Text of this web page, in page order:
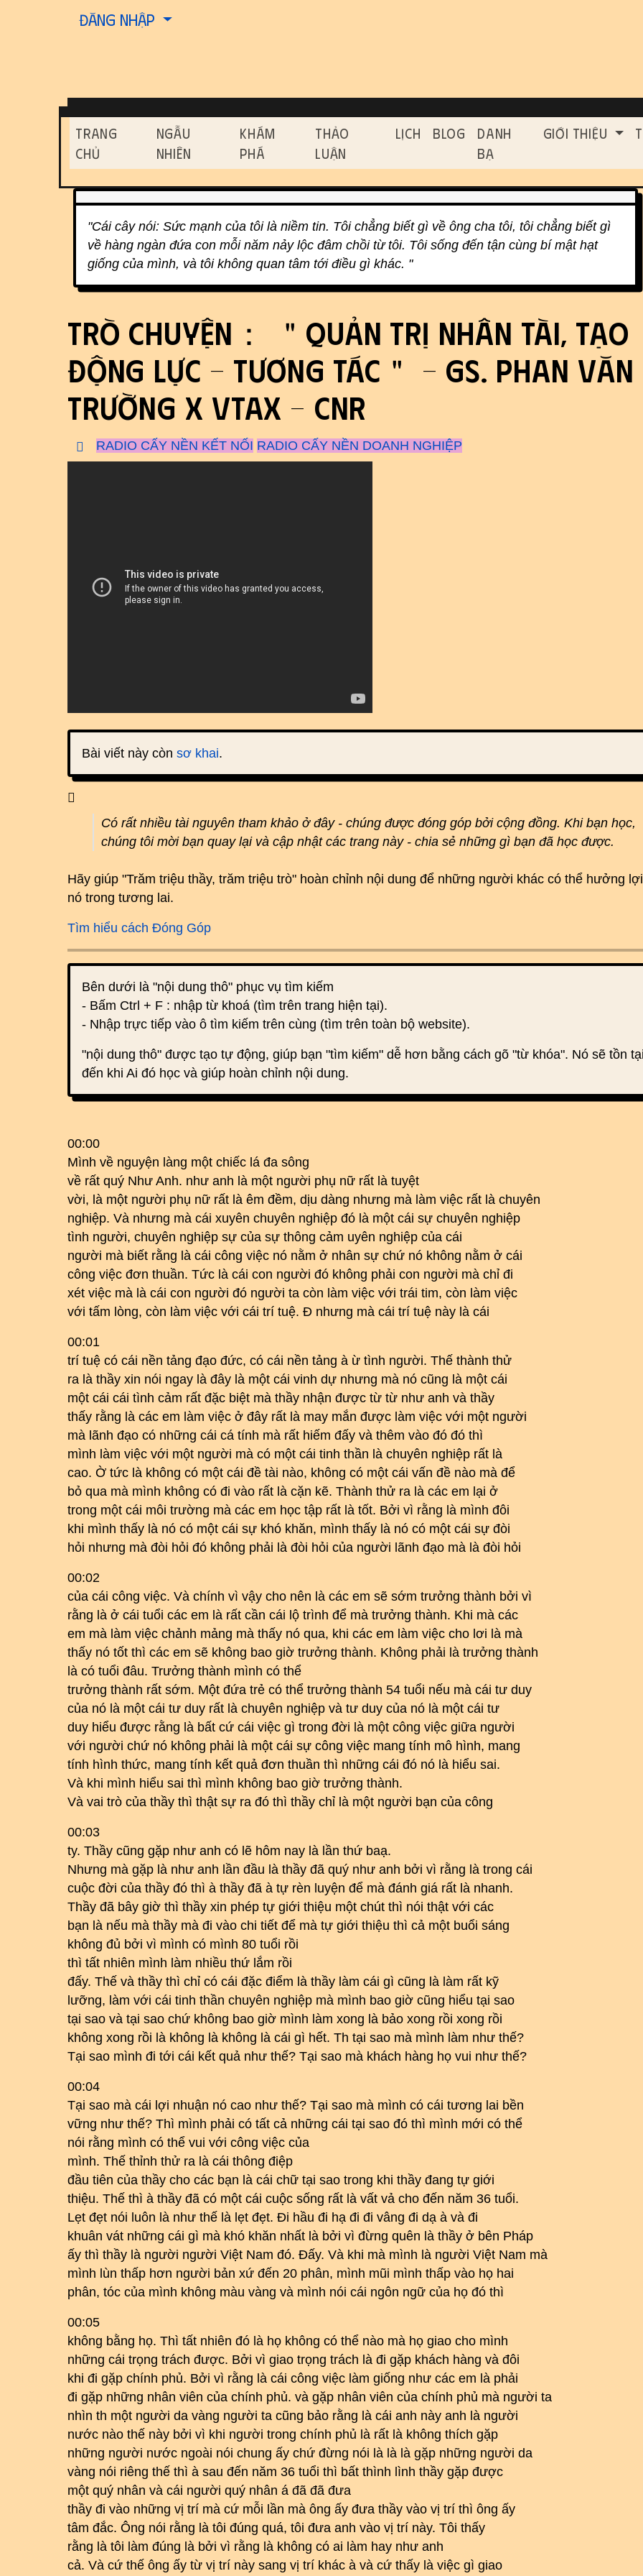
Site identity, navigation, etc.
Đăng nhập
Navigation and related functionality and
Trang
Chủ
Ngẫu
Nhiên
Khám
Phá
Thảo
Luận
Lịch Blog
Danh
Bạ
Giới Thiệu
Related content
"Cái cây nói: Sức mạnh của tôi là niềm tin. Tôi chẳng biết gì về ông cha tôi, tôi chẳng biết gì
về hàng ngàn đứa con mỗi năm nảy lộc đâm chồi từ tôi. Tôi sống đến tận cùng bí mật hạt
giống của mình, và tôi không quan tâm tới điều gì khác. "
Trò chuyện： ＂Quản trị nhân tài, tạo
động lực - tương tác＂ - GS. Phan Văn
Trường x VTAX - CNR
RADIO CẤY NỀN KẾT NỐI RADIO CẤY NỀN DOANH NGHIỆP
Bài viết này còn sơ khai.
Có rất nhiều tài nguyên tham khảo ở đây - chúng được đóng góp bởi cộng đồng. Khi bạn học,
chúng tôi mời bạn quay lại và cập nhật các trang này - chia sẻ những gì bạn đã học được.
Hãy giúp "Trăm triệu thầy, trăm triệu trò" hoàn chỉnh nội dung để những người khác có thể hưởng
nó trong tương lai.
Tìm hiểu cách Đóng Góp
Bên dưới là "nội dung thô" phục vụ tìm kiếm
- Bấm Ctrl + F : nhập từ khoá (tìm trên trang hiện tại).
- Nhập trực tiếp vào ô tìm kiếm trên cùng (tìm trên toàn bộ website).
"nội dung thô" được tạo tự động, giúp bạn "tìm kiếm" dễ hơn bằng cách gõ "từ khóa". Nó sẽ tồn
đến khi Ai đó học và giúp hoàn chỉnh nội dung.
00:00
Mình về nguyện làng một chiếc lá đa sông
về rất quý Như Anh. như anh là một người phụ nữ rất là tuyệt
vời, là một người phụ nữ rất là êm đềm, dịu dàng nhưng mà làm việc rất là chuyên
nghiệp. Và nhưng mà cái xuyên chuyên nghiệp đó là một cái sự chuyên nghiệp
tình người, chuyên nghiệp sự của sự thông cảm uyên nghiệp của cái
người mà biết rằng là cái công việc nó nằm ở nhân sự chứ nó không nằm ở cái
công việc đơn thuần. Tức là cái con người đó không phải con người mà chỉ đi
xét việc mà là cái con người đó người ta còn làm việc với trái tim, còn làm việc
với tấm lòng, còn làm việc với cái trí tuệ. Đ nhưng mà cái trí tuệ này là cái
00:01
trí tuệ có cái nền tảng đạo đức, có cái nền tảng à ừ tình người. Thế thành thử
ra là thầy xin nói ngay là đây là một cái vinh dự nhưng mà nó cũng là một cái
một cái cái tình cảm rất đặc biệt mà thầy nhận được từ từ như anh và thầy
thấy rằng là các em làm việc ở đây rất là may mắn được làm việc với một người
mà lãnh đạo có những cái cá tính mà rất hiếm đấy và thêm vào đó đó thì
mình làm việc với một người mà có một cái tinh thần là chuyên nghiệp rất là
cao. Ờ tức là không có một cái đề tài nào, không có một cái vấn đề nào mà để
bỏ qua mà mình không có đi vào rất là cặn kẽ. Thành thử ra là các em lại ở
trong một cái môi trường mà các em học tập rất là tốt. Bởi vì rằng là mình đôi
khi mình thấy là nó có một cái sự khó khăn, mình thấy là nó có một cái sự đòi
hỏi nhưng mà đòi hỏi đó không phải là đòi hỏi của người lãnh đạo mà là đòi hỏi
00:02
của cái công việc. Và chính vì vậy cho nên là các em sẽ sớm trưởng thành bởi vì
rằng là ở cái tuổi các em là rất cần cái lộ trình để mà trưởng thành. Khi mà các
em mà làm việc chảnh mảng mà thấy nó qua, khi các em làm việc cho lơi là mà
thấy nó tốt thì các em sẽ không bao giờ trưởng thành. Không phải là trưởng thành
là có tuổi đâu. Trưởng thành mình có thể
trưởng thành rất sớm. Một đứa trẻ có thể trưởng thành 54 tuổi nếu mà cái tư duy
của nó là một cái tư duy rất là chuyên nghiệp và tư duy của nó là một cái tư
duy hiểu được rằng là bất cứ cái việc gì trong đời là một công việc giữa người
với người chứ nó không phải là một cái sự công việc mang tính mô hình, mang
tính hình thức, mang tính kết quả đơn thuần thì những cái đó nó là hiểu sai.
Và khi mình hiểu sai thì mình không bao giờ trưởng thành.
Và vai trò của thầy thì thật sự ra đó thì thầy chỉ là một người bạn của công
00:03
ty. Thầy cũng gặp như anh có lẽ hôm nay là lần thứ baạ.
Nhưng mà gặp là như anh lần đầu là thầy đã quý như anh bởi vì rằng là trong cái
cuộc đời của thầy đó thì à thầy đã à tự rèn luyện để mà đánh giá rất là nhanh.
Thầy đã bây giờ thì thầy xin phép tự giới thiệu một chút thì nói thật với các
bạn là nếu mà thầy mà đi vào chi tiết để mà tự giới thiệu thì cả một buổi sáng
không đủ bởi vì mình có mình 80 tuổi rồi
thì tất nhiên mình làm nhiều thứ lắm rồi
đấy. Thế và thầy thì chỉ có cái đặc điểm là thầy làm cái gì cũng là làm rất kỹ
lưỡng, làm với cái tinh thần chuyên nghiệp mà mình bao giờ cũng hiểu tại sao
tại sao và tại sao chứ không bao giờ mình làm xong là bảo xong rồi xong rồi
không xong rồi là không là không là cái gì hết. Th tại sao mà mình làm như thế?
Tại sao mình đi tới cái kết quả như thế? Tại sao mà khách hàng họ vui như thế?
00:04
Tại sao mà cái lợi nhuận nó cao như thế? Tại sao mà mình có cái tương lai bền
vững như thế? Thì mình phải có tất cả những cái tại sao đó thì mình mới có thể
nói rằng mình có thể vui với công việc của
mình. Thế thỉnh thử ra là cái thông điệp
đầu tiên của thầy cho các bạn là cái chữ tại sao trong khi thầy đang tự giới
thiệu. Thế thì à thầy đã có một cái cuộc sống rất là vất vả cho đến năm 36 tuổi.
Lẹt đẹt nói luôn là như thế là lẹt đẹt. Đi hầu đi hạ đi đi vâng đi dạ à và đi
khuân vát những cái gì mà khó khăn nhất là bởi vì đừng quên là thầy ở bên Pháp
ấy thì thầy là người người Việt Nam đó. Đấy. Và khi mà mình là người Việt Nam mà
mình lùn thấp hơn người bản xứ đến 20 phân, mình mũi mình thấp vào họ hai
phân, tóc của mình không màu vàng và mình nói cái ngôn ngữ của họ đó thì
00:05
không bằng họ. Thì tất nhiên đó là họ không có thể nào mà họ giao cho mình
những cái trọng trách được. Bởi vì giao trọng trách là đi gặp khách hàng và đôi
khi đi gặp chính phủ. Bởi vì rằng là cái công việc làm giống như các em là phải
đi gặp những nhân viên của chính phủ. và gặp nhân viên của chính phủ mà người ta
nhìn th một người da vàng người ta cũng bảo rằng là cái anh này anh là người
nước nào thế này bởi vì khi người trong chính phủ là rất là không thích gặp
những người nước ngoài nói chung ấy chứ đừng nói là là là gặp những người da
vàng nói riêng thế thì à sau đến năm 36 tuổi thì bất thình lình thầy gặp được
một quý nhân và cái người quý nhân á đã đã đưa
thầy đi vào những vị trí mà cứ mỗi lần mà ông ấy đưa thầy vào vị trí thì ông ấy
tâm đắc. Ông nói rằng là tôi đúng quá, tôi đưa anh vào vị trí này. Tôi thấy
rằng là tôi làm đúng là bởi vì rằng là không có ai làm hay như anh
cả. Và cứ thế ông ấy từ vị trí này sang vị trí khác à và cứ thấy là việc gì giao